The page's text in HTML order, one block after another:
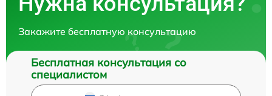
Закажите бесплатную консультацию
Бесплатная консультация со
специалистом